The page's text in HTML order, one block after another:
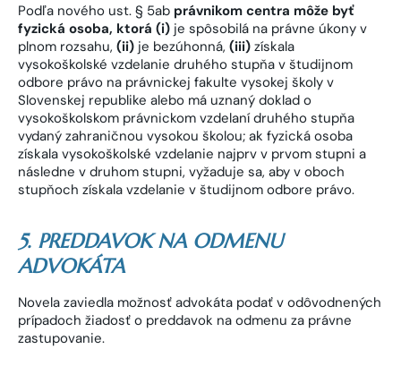
Podľa nového ust. § 5ab právnikom centra môže byť
fyzická osoba, ktorá (i) je spôsobilá na právne úkony v
plnom rozsahu, (ii) je bezúhonná, (iii) získala
vysokoškolské vzdelanie druhého stupňa v študijnom
odbore právo na právnickej fakulte vysokej školy v
Slovenskej republike alebo má uznaný doklad o
vysokoškolskom právnickom vzdelaní druhého stupňa
vydaný zahraničnou vysokou školou; ak fyzická osoba
získala vysokoškolské vzdelanie najprv v prvom stupni a
následne v druhom stupni, vyžaduje sa, aby v oboch
stupňoch získala vzdelanie v študijnom odbore právo.
5. PREDDAVOK NA ODMENU
ADVOKÁTA
Novela zaviedla možnosť advokáta podať v odôvodnených
prípadoch žiadosť o preddavok na odmenu za právne
zastupovanie.